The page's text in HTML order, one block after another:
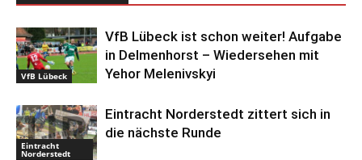
VfB Lübeck
VfB Lübeck ist schon weiter! Aufgabe
in Delmenhorst – Wiedersehen mit
Yehor Melenivskyi
Eintracht
Norderstedt
Eintracht Norderstedt zittert sich in
die nächste Runde